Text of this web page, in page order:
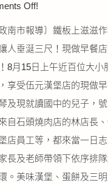
網站地圖
Off!
南市報導〕鐵板上滋滋
人垂涎三尺！現做早餐
8月15日上午近百位大小
享受伍元漢堡店的現做
及現就讀國中的兒子，
自石頭燒肉店的林店長
店員工等，都來當一日
長及老師帶領下依序排
。美味漢堡、蛋餅及三